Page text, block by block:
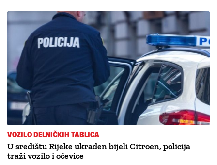
VOZILO DELNIČKIH TABLICA
U središtu Rijeke ukraden bijeli Citroen, policija
traži vozilo i očevice